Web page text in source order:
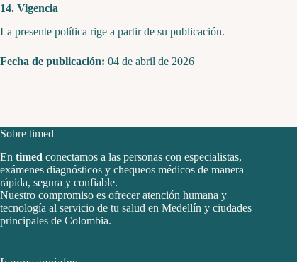
14. Vigencia
La presente política rige a partir de su publicación.
Fecha de publicación: 04 de abril de 2026
Sobre timed
En timed conectamos a las personas con especialistas,
exámenes diagnósticos y chequeos médicos de manera
rápida, segura y confiable.
Nuestro compromiso es ofrecer atención humana y
tecnología al servicio de tu salud en Medellín y ciudades
principales de Colombia.